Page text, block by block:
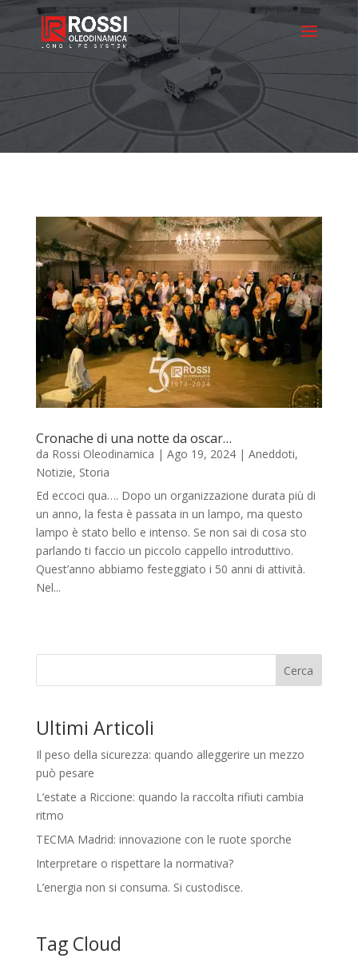
Cronache di una notte da oscar…
da Rossi Oleodinamica | Ago 19, 2024| Aneddoti,
Notizie, Storia
Ed eccoci qua…. Dopo un organizzazione durata più di
un anno, la festa è passata in un lampo, ma questo
lampo è stato bello e intenso. Se non sai di cosa sto
parlando ti faccio un piccolo cappello introduttivo.
Quest’anno abbiamo festeggiato i 50 anni di attività.
Nel...
Cerca
Ultimi Articoli
Il peso della sicurezza: quando alleggerire un mezzo
può pesare
L’estate a Riccione: quando la raccolta rifiuti cambia
ritmo
TECMA Madrid: innovazione con le ruote sporche
Interpretare o rispettare la normativa?
L’energia non si consuma. Si custodisce.
Tag Cloud